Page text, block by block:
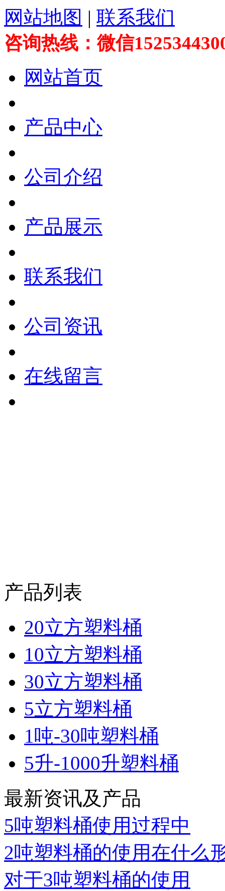
网站地图 | 联系我们
咨询热线：微信
网站首页
产品中心
公司介绍
产品展示
联系我们
公司资讯
在线留言
产品列表
20立方塑料桶
10立方塑料桶
30立方塑料桶
5立方塑料桶
1吨-30吨塑料桶
5升-1000升塑料桶
最新资讯及产品
5吨塑料桶使用过程中
2吨塑料桶的使用在什么
对于3吨塑料桶的使用